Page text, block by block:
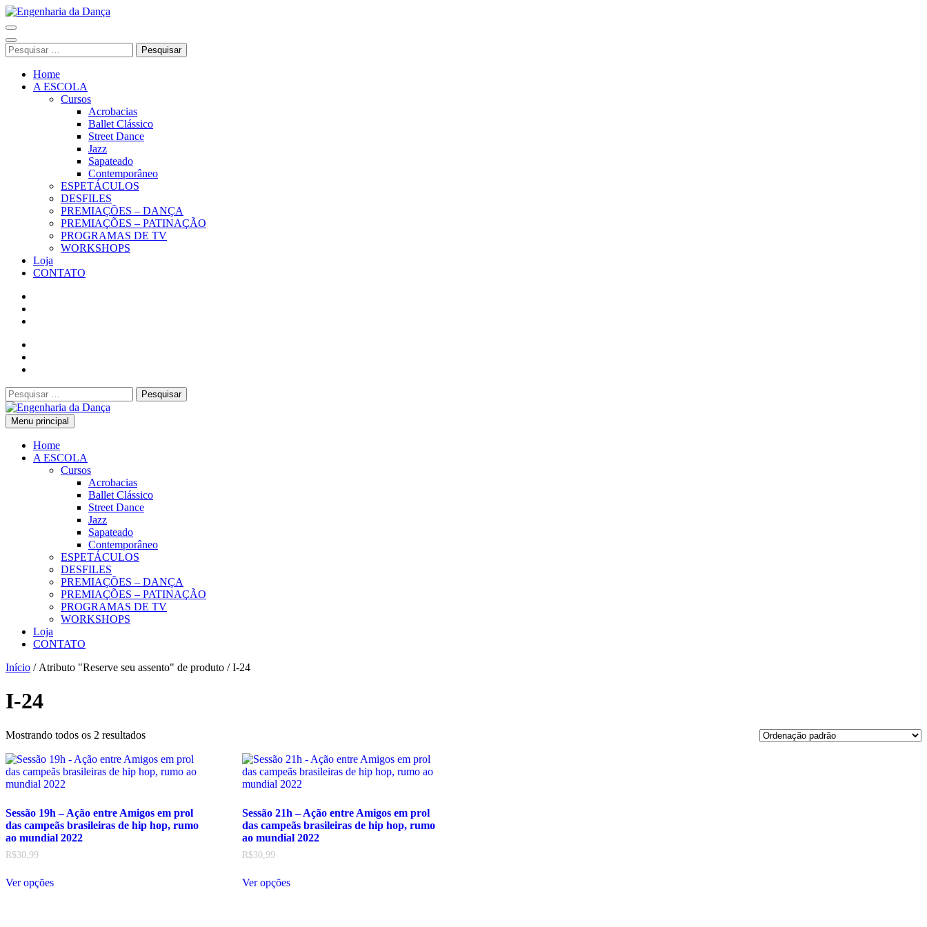
Pular
para
o
conteúdo
(Pressione
Enter)
Pesquisar
por:
Home
A ESCOLA
Cursos
Acrobacias
Ballet Clássico
Street Dance
Jazz
Sapateado
Contemporâneo
ESPETÁCULOS
DESFILES
PREMIAÇÕES – DANÇA
PREMIAÇÕES – PATINAÇÃO
PROGRAMAS DE TV
WORKSHOPS
Loja
CONTATO
Pesquisar
por:
Engenharia da Dança
Menu principal
Home
A ESCOLA
Cursos
Acrobacias
Ballet Clássico
Street Dance
Jazz
Sapateado
Contemporâneo
ESPETÁCULOS
DESFILES
PREMIAÇÕES – DANÇA
PREMIAÇÕES – PATINAÇÃO
PROGRAMAS DE TV
WORKSHOPS
Loja
CONTATO
Início / Atributo "Reserve seu assento" de produto / I-24
I-24
Mostrando todos os 2 resultados
Sessão 19h – Ação entre Amigos em prol
das campeãs brasileiras de hip hop, rumo
ao mundial 2022
R$30,99
Ver opçõesproduto
Sessão 21h – Ação entre Amigos em prol
das campeãs brasileiras de hip hop, rumo
ao mundial 2022
R$30,99
Ver opçõesproduto